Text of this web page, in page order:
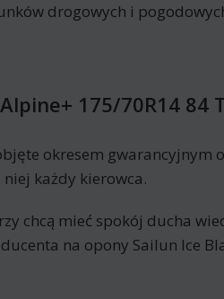
drogowych i
175/70R14 84
okresem
każdy kierowca.
chcą mieć spokój ducha
na opony Sailun Ice